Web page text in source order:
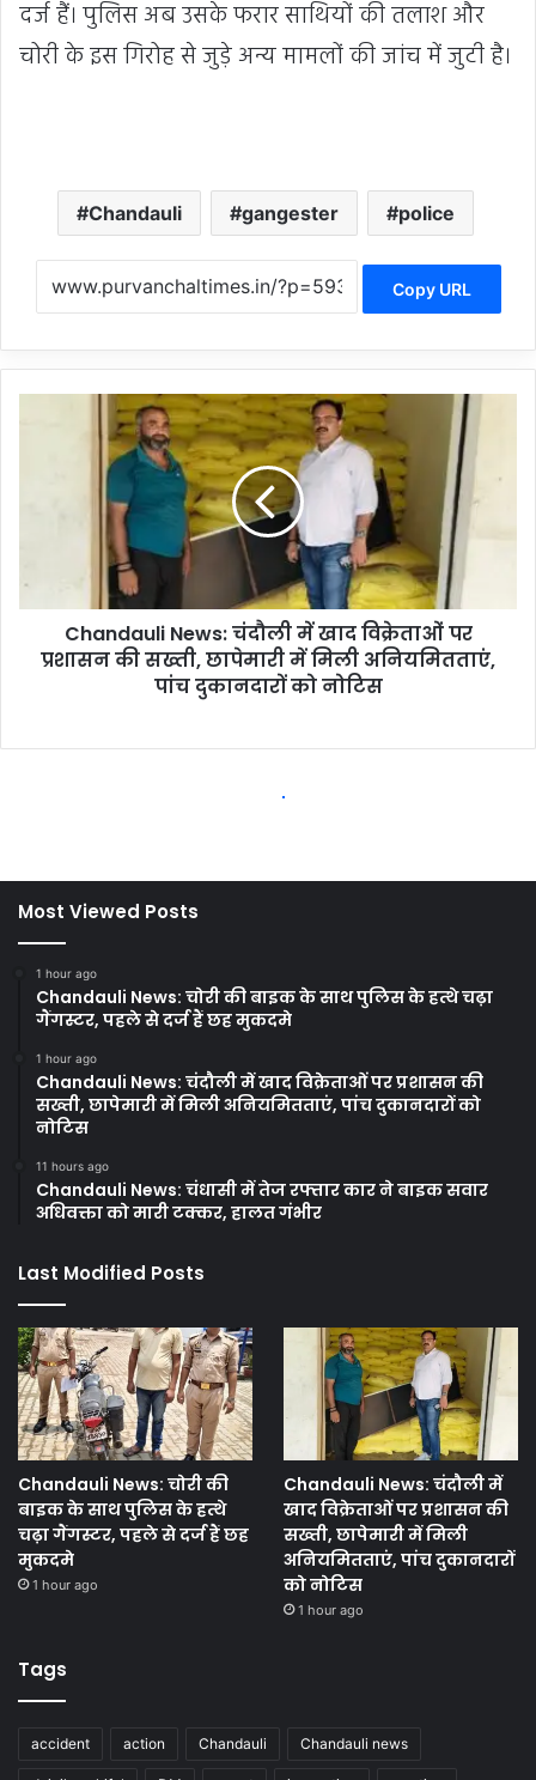
Most Viewed Posts
1 hour ago
Chandauli News: चोरी की बाइक के साथ पुलिस के हत्थे चढ़ा
गैंगस्टर, पहले से दर्ज हैं छह मुकदमे
1 hour ago
Chandauli News: चंदौली में खाद विक्रेताओं पर प्रशासन की
सख्ती, छापेमारी में मिली अनियमितताएं, पांच दुकानदारों को
नोटिस
11 hours ago
Chandauli News: चंधासी में तेज रफ्तार कार ने बाइक सवार
अधिवक्ता को मारी टक्कर, हालत गंभीर
Last Modified Posts
Chandauli News: चोरी की
बाइक के साथ पुलिस के हत्थे
चढ़ा गैंगस्टर, पहले से दर्ज हैं छह
मुकदमे
1 hour ago
Chandauli News: चंदौली में
खाद विक्रेताओं पर प्रशासन की
सख्ती, छापेमारी में मिली
अनियमितताएं, पांच दुकानदारों
को नोटिस
1 hour ago
Tags
accident action Chandauli Chandauli news